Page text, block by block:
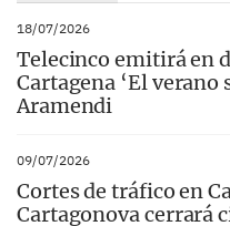
18/07/2026
Telecinco emitirá en
Cartagena ‘El verano
Aramendi
09/07/2026
Cortes de tráfico en
Cartagonova cerrará